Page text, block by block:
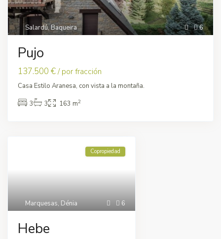
6
Salardú,Baqueira
Pujo
137.500 €/ por fracción
Casa Estilo Aranesa, con vista a la montaña.
3
3 163 m2
6
Marquesas,Dénia
Copropiedad
Hebe